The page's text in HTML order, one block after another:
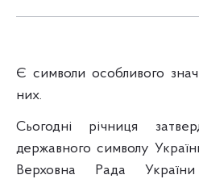
Є символи особливого
них.
Сьогодні річниця
державного символу
Верховна Рада